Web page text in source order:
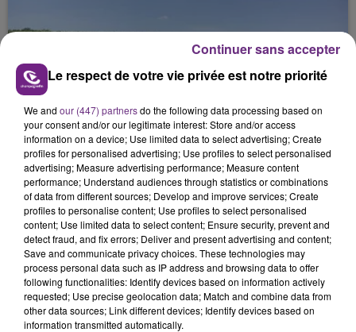
L'INSPECTION DU TRAVAIL RAPPELLE À
L'ORDRE SUR LES CONDITIONS DE...
Alors que les dates de début des vendange 2026
s'est avéré être plus précoce que prévu,
l'inspection du Travail en profite pour rappeler
les conditions de...
TITRES DIFFUSÉS
4h49
4h49 4h45
4h45
Le respect de votre vie privée est notre priorité
We and our (447) partnersdo the following data processing based on
your consent and/or our legitimate interest: Store and/or access
information on a device; Use limited data to select advertising; Create
profiles for personalised advertising; Use profiles to select personalised
advertising; Measure advertising performance; Measure content
performance; Understand audiences through statistics or combinations
of data from different sources; Develop and improve services; Create
profiles to personalise content; Use profiles to select personalised
content; Use limited data to select content; Ensure security, prevent and
detect fraud, and fix errors; Deliver and present advertising and content;
Save and communicate privacy choices. These technologies may
process personal data such as IP address and browsing data to offer
following functionalities: Identify devices based on information actively
requested; Use precise geolocation data; Match and combine data from
other data sources; Link different devices; Identify devices based on
information transmitted automatically.
Continuer sans accepter